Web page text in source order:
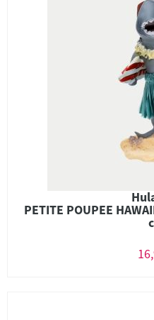
PETITE POUPEE